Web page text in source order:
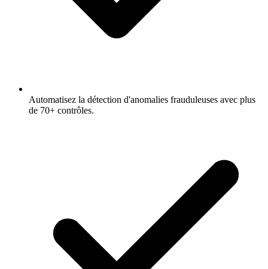
Automatisez la détection d'anomalies frauduleuses avec plus
de 70+ contrôles.